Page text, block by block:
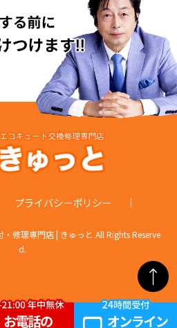
プライバシーポリシー
修理専門店 | きゅっと All Rights Reserve
d.